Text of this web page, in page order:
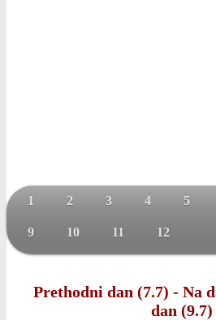
1 2 3 4 5
9 10 11 12
Prethodni dan (7.7) - Na
dan (9.7)